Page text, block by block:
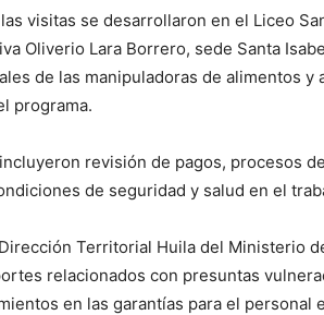
visitas se desarrollaron en el Liceo
Oliverio Lara Borrero, sede Santa
de las manipuladoras de alimentos y
programa.
revisión de pagos, procesos
de seguridad y salud en el
Territorial Huila del Ministerio
relacionados con presuntas
en las garantías para el personal